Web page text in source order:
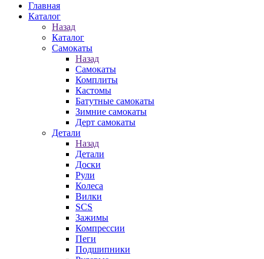
Главная
Каталог
Назад
Каталог
Самокаты
Назад
Самокаты
Комплиты
Кастомы
Батутные самокаты
Зимние самокаты
Дерт самокаты
Детали
Назад
Детали
Доски
Рули
Колеса
Вилки
SCS
Зажимы
Компрессии
Пеги
Подшипники